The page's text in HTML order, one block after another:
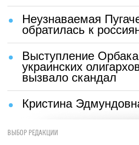
Неузнаваемая
обратилась к
Выступление
украинских
вызвало скандал
Кристина
ВЫБОР РЕДАКЦИИ